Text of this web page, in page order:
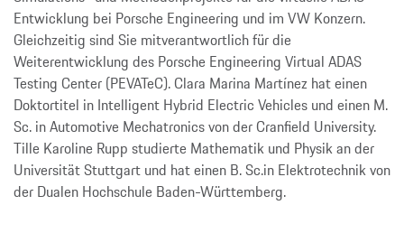
Entwicklung bei Porsche Engineering und im VW Konzern.
Gleichzeitig sind Sie mitverantwortlich für die
Weiterentwicklung des Porsche Engineering Virtual ADAS
Testing Center (PEVATeC). Clara Marina Martínez hat einen
Doktortitel in Intelligent Hybrid Electric Vehicles und einen M.
Sc. in Automotive Mechatronics von der Cranfield University.
Tille Karoline Rupp studierte Mathematik und Physik an der
Universität Stuttgart und hat einen B. Sc.in Elektrotechnik von
der Dualen Hochschule Baden-Württemberg.